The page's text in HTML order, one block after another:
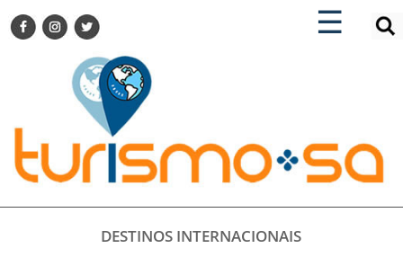
☰
×
TURISMO SA FOR BUSINESS
DESTINOS NACIONAIS
DESTINOS INTERNACIONAIS
CITY BREAK
TURISMO E MERCADO
EVENTOS
×
ENCONTRE SUA NOTÍCIA
DESTINOS INTERNACIONAIS